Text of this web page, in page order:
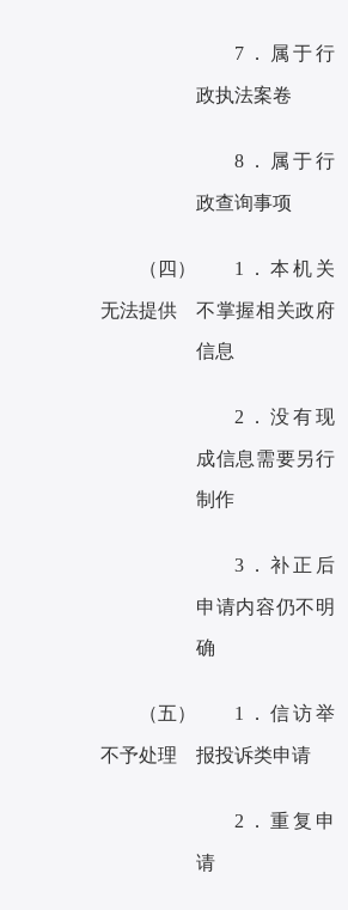
7．属于行
政执法案卷
8．属于行
政查询事项
（四）
无法提供
1．本机关
不掌握相关政府
信息
2．没有现
成信息需要另行
制作
3．补正后
申请内容仍不明
确
（五）
不予处理
1．信访举
报投诉类申请
2．重复申
请